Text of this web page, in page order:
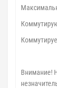
Внимание!